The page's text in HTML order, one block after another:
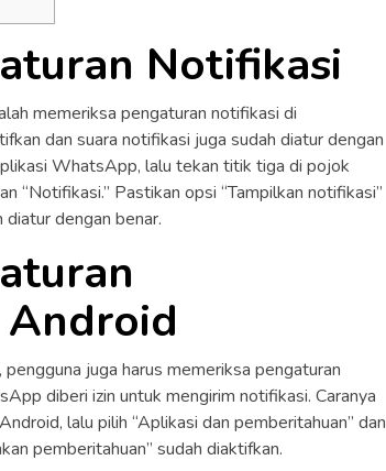
Notifikasi
memeriksa pengaturan notifikasi di
dan suara notifikasi juga sudah diatur dengan
WhatsApp, lalu tekan titik tiga di pojok
“Notifikasi.” Pastikan opsi “Tampilkan notifikasi”
dengan benar.
juga harus memeriksa pengaturan
diberi izin untuk mengirim notifikasi. Caranya
lalu pilih “Aplikasi dan pemberitahuan” dan
pemberitahuan” sudah diaktifkan.